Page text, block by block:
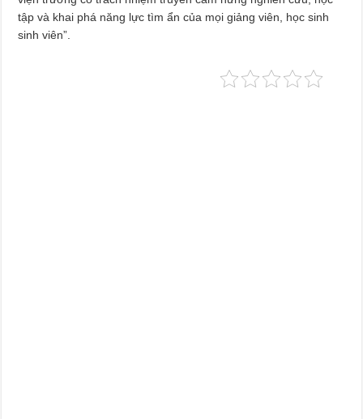
tập và khai phá năng lực tìm ẩn của mọi giảng viên, học sinh
sinh viên”.